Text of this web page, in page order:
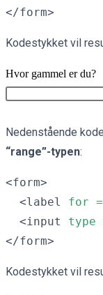
</form>
Kodestykket vil
Hvor gammel er du?
Nedenstående
“range”-typen:
<form>
  <label
for =
  <input
type
</form>
Kodestykket vil